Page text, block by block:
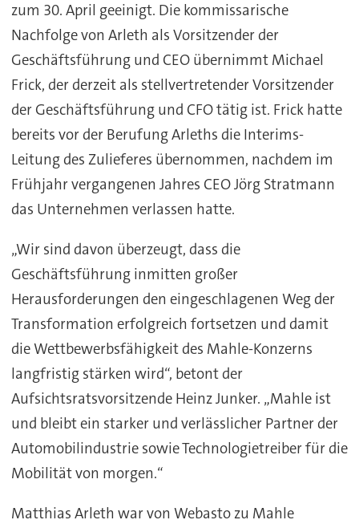
zum 30. April geeinigt. Die kommissarische
Nachfolge von Arleth als Vorsitzender der
Geschäftsführung und CEO übernimmt Michael
Frick, der derzeit als stellvertretender Vorsitzender
der Geschäftsführung und CFO tätig ist. Frick hatte
bereits vor der Berufung Arleths die Interims-
Leitung des Zulieferes übernommen, nachdem im
Frühjahr vergangenen Jahres CEO Jörg Stratmann
das Unternehmen verlassen hatte.
„Wir sind davon überzeugt, dass die
Geschäftsführung inmitten großer
Herausforderungen den eingeschlagenen Weg der
Transformation erfolgreich fortsetzen und damit
die Wettbewerbsfähigkeit des Mahle-Konzerns
langfristig stärken wird“, betont der
Aufsichtsratsvorsitzende Heinz Junker. „Mahle ist
und bleibt ein starker und verlässlicher Partner der
Automobilindustrie sowie Technologietreiber für die
Mobilität von morgen.“
Matthias Arleth war von Webasto zu Mahle